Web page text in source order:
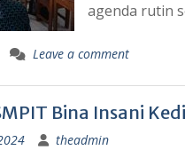
agenda rutin
Leave a comment
Bina Insani
theadmin